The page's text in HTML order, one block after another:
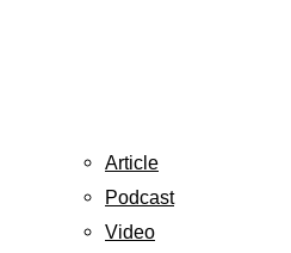
Article
Podcast
Video